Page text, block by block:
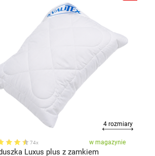
4 rozmiary
74x w magazynie
Luxus plus z zamkiem